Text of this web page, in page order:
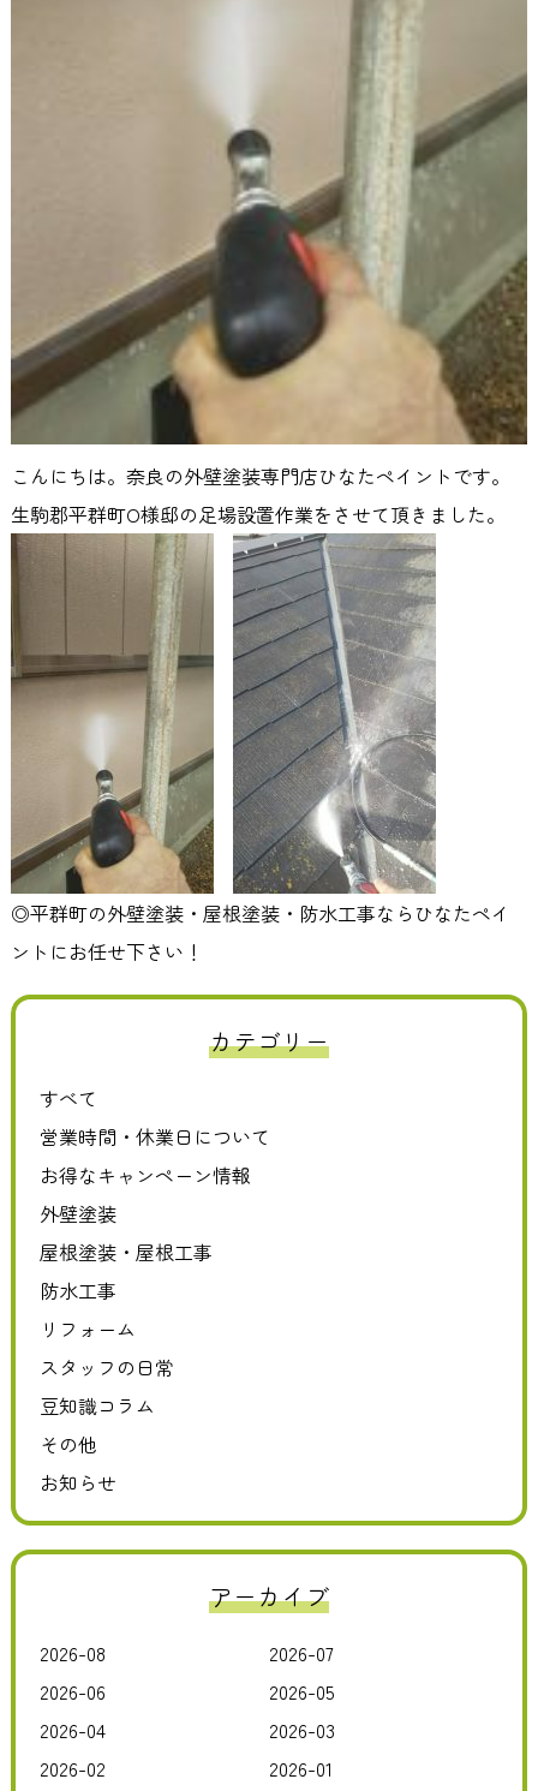
こんにちは。奈良の外壁塗装専門店ひなたペイントです。
生駒郡平群町O様邸の足場設置作業をさせて頂きました。
◎平群町の外壁塗装・屋根塗装・防水工事ならひなたペイ
ントにお任せ下さい！
カテゴリー
すべて
営業時間・休業日について
お得なキャンペーン情報
外壁塗装
屋根塗装・屋根工事
防水工事
リフォーム
スタッフの日常
豆知識コラム
その他
お知らせ
アーカイブ
2026-08
2026-07
2026-06
2026-05
2026-04
2026-03
2026-02
2026-01